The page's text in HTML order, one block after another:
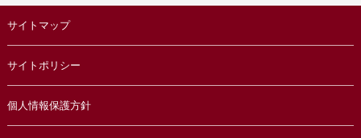
サイトマップ
サイトポリシー
個人情報保護方針